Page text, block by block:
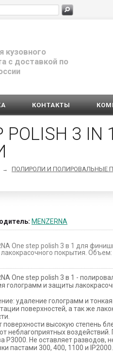
кузовного
с доставкой по
КОНТАКТЫ
POLISH
→ ПОЛИРОЛИ И ПОЛИРОВАЛЬНЫЕ
MENZERNA
One step polish 3 в 1 для
покрытия. Объем:
One step polish 3 в 1 -
голограмм и защиты
удаление голограмм и
поверхностей, а так же
поверхности высокую степень
неблагоприятных
Р3000. Не оставляет разводов,
пастами 300, 400, 1100 и IP2000.